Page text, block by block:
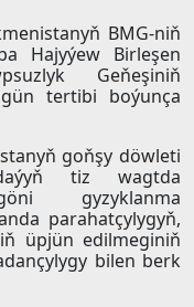
BMG-niň
Hajyýew Birleşen
Geňeşiniň
tertibi boýunça
goňşy döwleti
tiz wagtda
gyzyklanma
parahatçylygyň,
üpjün edilmeginiň
bilen berk